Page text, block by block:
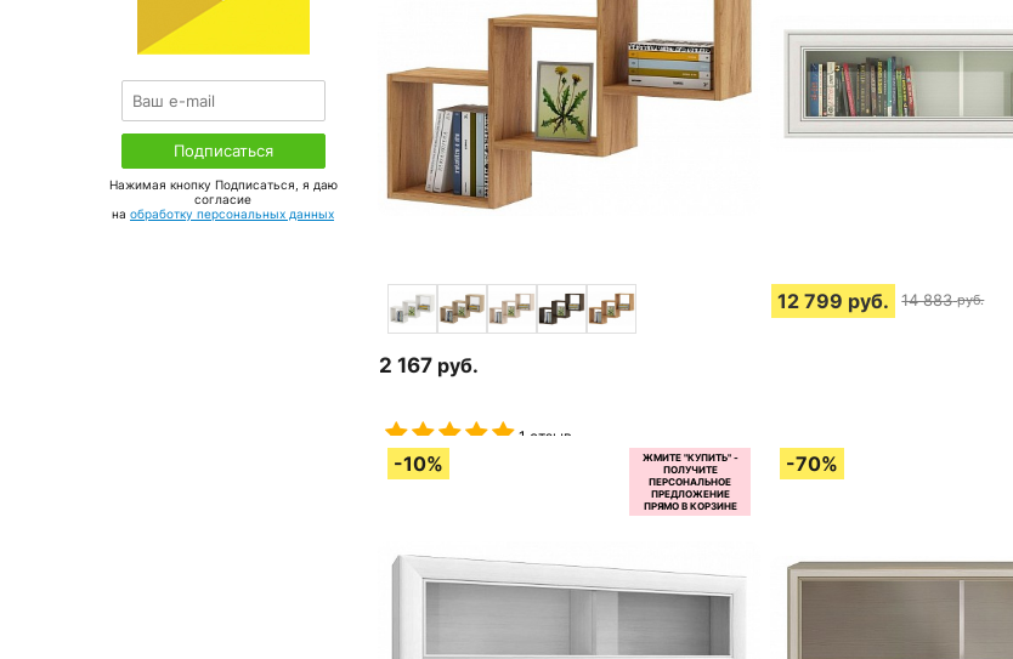
Нажимая кнопку Подписаться, я даю
соглаcие
на обработку персональных данных
2 167 руб.
1 отзыв
12 799 руб. 14 883 руб.